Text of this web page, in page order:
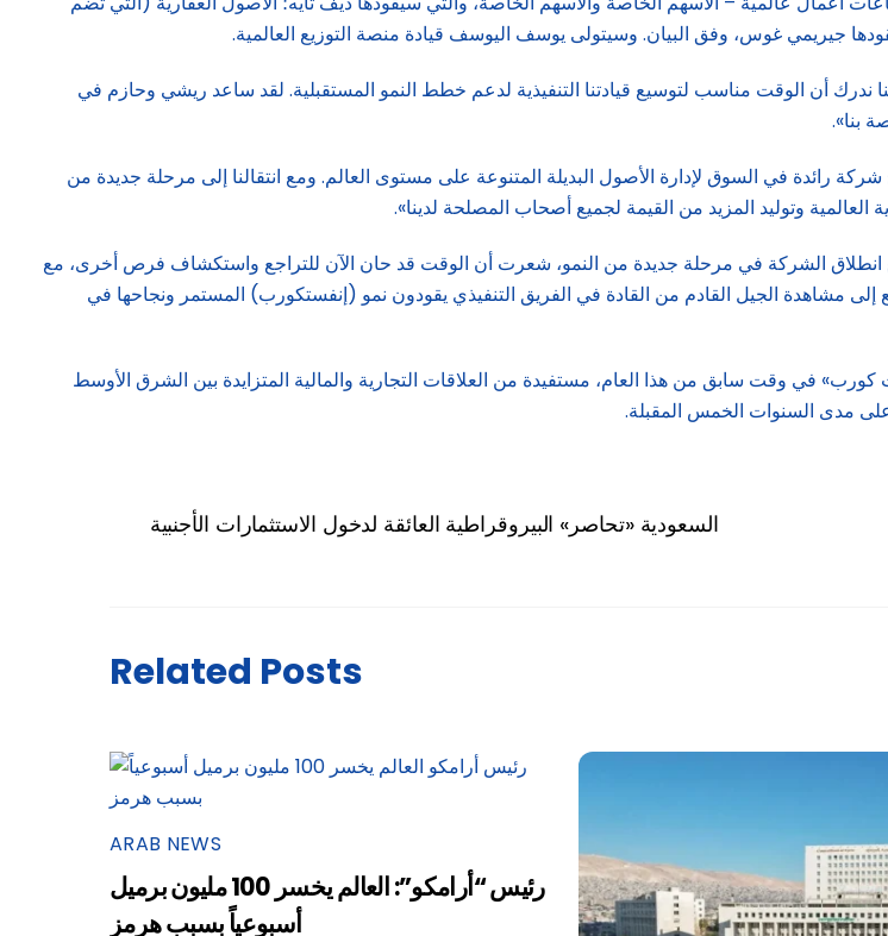
جيريمي غوس، وفق البيان. وسيتولى يوسف اليوسف قيادة منصة التوزيع العالمية.
ندرك أن الوقت مناسب لتوسيع قيادتنا التنفيذية لدعم خطط النمو المستقبلية. لقد ساعد ريشي وحازم في
بنا».
في عام 1992، والشركة تتطور وتنمو لتصبح شركة رائدة في السوق لإدارة الأصول البديلة المتنوعة على مستوى العالم. ومع انتقالنا إلى مرحلة جديدة من
العالمية وتوليد المزيد من القيمة لجميع أصحاب المصلحة لدينا».
انطلاق الشركة في مرحلة جديدة من النمو، شعرت أن الوقت قد حان الآن للتراجع واستكشاف فرص أخرى، مع
مشاهدة الجيل القادم من القادة في الفريق التنفيذي يقودون نمو (إنفستكورب) المستمر ونجاحها في
في وقت سابق من هذا العام، مستفيدة من العلاقات التجارية والمالية المتزايدة بين الشرق الأوسط
السعودية «تحاصر» البيروقراطية العائقة لدخول الاستثمارات الأجنبية
Related Posts
ARAB NEWS
رئيس “أرامكو”: العالم يخسر 100 مليون برميل
أسبوعياً بسبب هرمز